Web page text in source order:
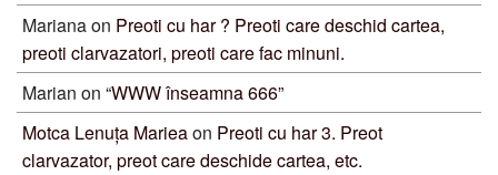
Marianaon Preoti cu har ? Preoti care deschid cartea,
preoti clarvazatori, preoti care fac minuni.
Marian on “WWW înseamna 666”
Motca Lenuța Marieaon Preoti cu har 3. Preot
clarvazator, preot care deschide cartea, etc.